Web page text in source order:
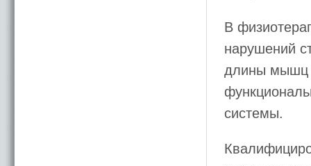
В
нарушений
длины мышц
системы.